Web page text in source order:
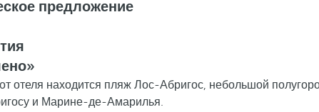
предложение
отеля находится пляж Лос-Абригос, небольшой
и Марине-де-Амарилья.